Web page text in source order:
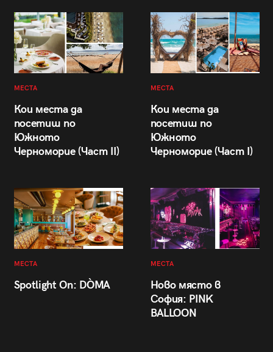
МЕСТА
Кои места да
посетиш по
Южното
Черноморие (Част II)
МЕСТА
Кои места да
посетиш по
Южното
Черноморие (Част I)
МЕСТА
Spotlight On: DÒMA
МЕСТА
Ново място в
София: PINK
BALLOON